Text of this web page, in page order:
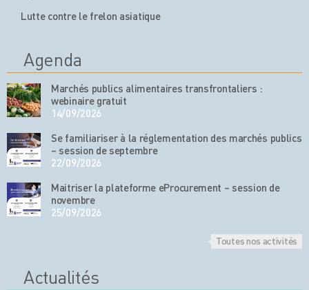
Lutte contre le frelon asiatique
Agenda
Marchés publics alimentaires transfrontaliers :
webinaire gratuit
14/09/2026
Se familiariser à la réglementation des marchés publics
– session de septembre
22/09/2026
Maitriser la plateforme eProcurement – session de
novembre
25/09/2026
Toutes nos activités
Actualités